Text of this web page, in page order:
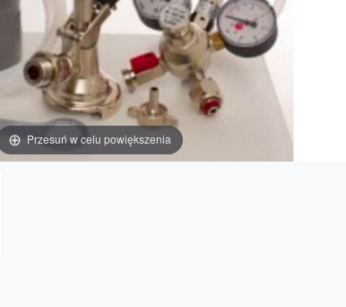
Przesuń w celu powiększenia